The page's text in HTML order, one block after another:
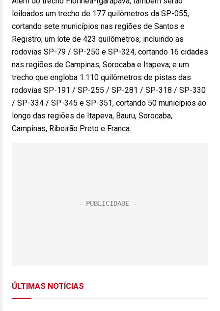
leiloados um trecho de 177 quilômetros da SP-055,
cortando sete municípios nas regiões de Santos e
Registro; um lote de 423 quilômetros, incluindo as
rodovias SP-79 / SP-250 e SP-324, cortando 16 cidades
nas regiões de Campinas, Sorocaba e Itapeva; e um
trecho que engloba 1.110 quilômetros de pistas das
rodovias SP-191 / SP-255 / SP-281 / SP-318 / SP-330
/ SP-334 / SP-345 e SP-351, cortando 50 municípios ao
longo das regiões de Itapeva, Bauru, Sorocaba,
Campinas, Ribeirão Preto e Franca.